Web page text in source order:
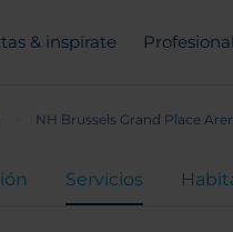
& inspírate
NH Brussels Grand Place
Servicios